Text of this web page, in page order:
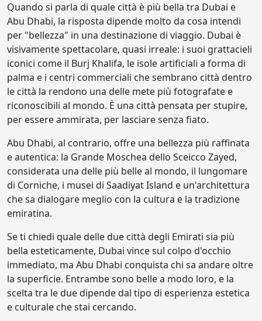
Quando si parla di quale città è più bella tra Dubai e
Abu Dhabi, la risposta dipende molto da cosa intendi
per "bellezza" in una destinazione di viaggio. Dubai è
visivamente spettacolare, quasi irreale: i suoi grattacieli
iconici come il Burj Khalifa, le isole artificiali a forma di
palma e i centri commerciali che sembrano città dentro
le città la rendono una delle mete più fotografate e
riconoscibili al mondo. È una città pensata per stupire,
per essere ammirata, per lasciare senza fiato.
Abu Dhabi, al contrario, offre una bellezza più raffinata
e autentica: la Grande Moschea dello Sceicco Zayed,
considerata una delle più belle al mondo, il lungomare
di Corniche, i musei di Saadiyat Island e un'architettura
che sa dialogare meglio con la cultura e la tradizione
emiratina.
Se ti chiedi quale delle due città degli Emirati sia più
bella esteticamente, Dubai vince sul colpo d'occhio
immediato, ma Abu Dhabi conquista chi sa andare oltre
la superficie. Entrambe sono belle a modo loro, e la
scelta tra le due dipende dal tipo di esperienza estetica
e culturale che stai cercando.